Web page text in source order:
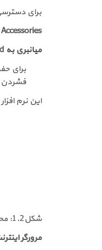
برای
میانبری به
برای
فشردن
این نرم
شکل1.2: محیط ساده ترین نرم افزار دنیا!
مرورگر